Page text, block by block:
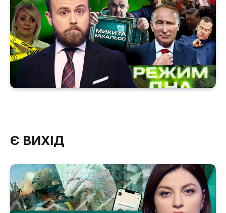
Є ВИХІД